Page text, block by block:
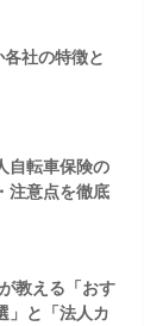
社の特徴と
自転車保険の
注意点を徹底
教える「おす
」と「法人カ